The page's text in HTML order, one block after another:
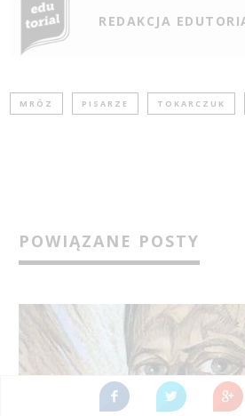
REDAKCJA
MRÓZ PISARZE TOKARCZUK
POWIĄZANE POSTY